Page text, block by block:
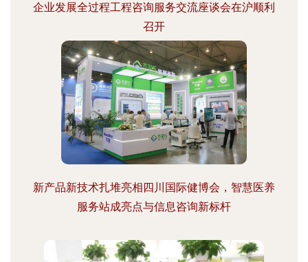
企业发展全过程工程咨询服务交流座谈会在沪顺利
召开
新产品新技术扎堆亮相四川国际健博会，智慧医养
服务站成亮点与信息咨询新标杆